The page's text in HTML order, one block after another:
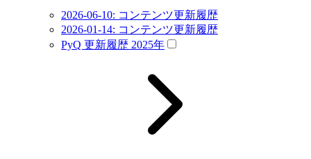
2026-06-10: コンテンツ更新履歴
2026-01-14: コンテンツ更新履歴
PyQ 更新履歴 2025年